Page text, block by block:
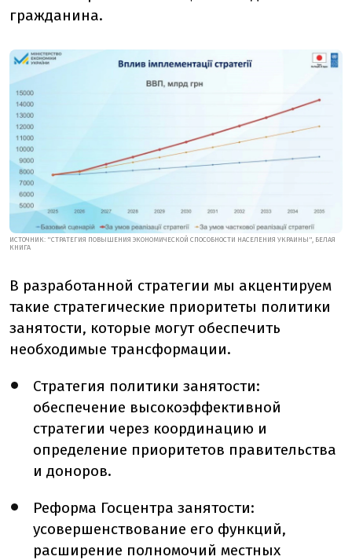
гражданина.
ИСТОЧНИК: "СТРАТЕГИЯ ПОВЫШЕНИЯ ЭКОНОМИЧЕСКОЙ СПОСОБНОСТИ НАСЕЛЕНИЯ УКРАИНЫ", БЕЛАЯ
КНИГА
В разработанной стратегии мы акцентируем
такие стратегические приоритеты политики
занятости, которые могут обеспечить
необходимые трансформации.
Стратегия политики занятости:
обеспечение высокоэффективной
стратегии через координацию и
определение приоритетов правительства
и доноров.
Реформа Госцентра занятости:
усовершенствование его функций,
расширение полномочий местных